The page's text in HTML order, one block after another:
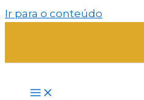
Ir para o conteúdo